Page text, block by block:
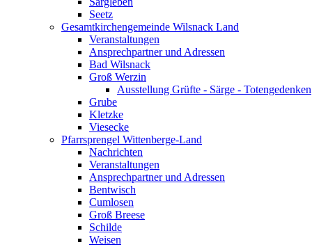
Seetz
Gesamtkirchengemeinde Wilsnack Land
Veranstaltungen
Ansprechpartner und Adressen
Bad Wilsnack
Groß Werzin
Ausstellung Grüfte - Särge - Totengedenken
Grube
Kletzke
Viesecke
Pfarrsprengel Wittenberge-Land
Nachrichten
Veranstaltungen
Ansprechpartner und Adressen
Bentwisch
Cumlosen
Groß Breese
Schilde
Weisen